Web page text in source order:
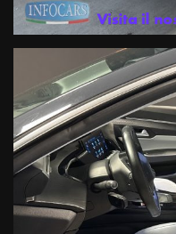
assicurativo facoltativo.